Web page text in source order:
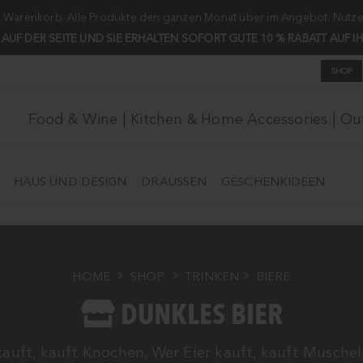
Warenkorb. Alle Produkte den ganzen Monat über im Angebot.
DER SEITE UND SIE ERHALTEN SOFORT GUTE 10 % RABATT AUF
SHOP
Food & Wine | Kitchen & Home Accessories |
HAUS UND DESIGN DRAUSSEN GESCHENKIDEEN
DUNKLES BIER
kauft Knochen. Wer Eier kauft, kauft
HOME SHOP TRINKEN BIERE